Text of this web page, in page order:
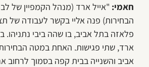
חאמי: "אייל ארד (מנהל הקמפיין של
הבחירות) פנה אליי בקשר לעבודה של
פלאזה בתל אביב, בו שהה ביבי
ארד, שתי פגישות. האחת במטה
אביב והשנייה בבית קפה בסמוך לרחוב